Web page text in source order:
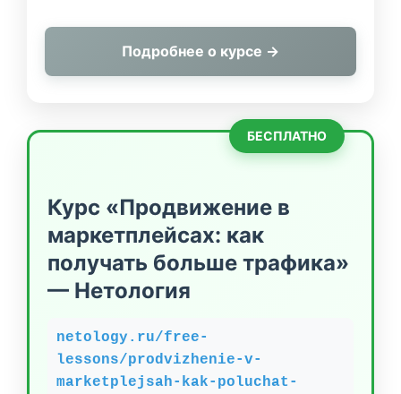
Подробнее о курсе →
БЕСПЛАТНО
Курс «Продвижение в
маркетплейсах: как
получать больше трафика»
— Нетология
netology.ru/free-
lessons/prodvizhenie-v-
marketplejsah-kak-poluchat-